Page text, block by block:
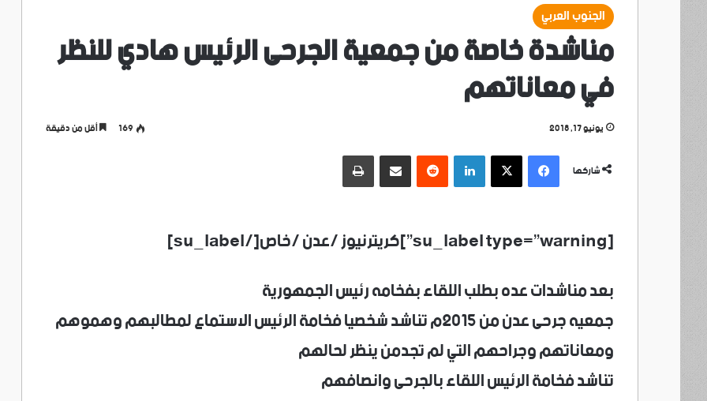
الجنوب العربي
مناشدة خاصة من جمعية الجرحى الرئيس هادي للنظر
في معاناتهم
يونيو 17, 2018 169
أقل من دقيقة
شاركها
فيسبوك
‫X لينكدإن
‏Reddit مشاركة عبر البريد طباعة
[su_label type=”warning”]كريترنيوز /عدن /خاص[/su_label]
بعد مناشدات عده بطلب اللقاء بفخامه رئيس الجمهورية
جمعيه جرحى عدن من ٢٠١٥م تناشد شخصيا فخامة الرئيس الاستماع لمطالبهم وهموهم
ومعاناتهم وجراحهم التي لم تجدمن ينظر لحالهم
تناشد فخامة الرئيس اللقاء بالجرحى وانصافهم